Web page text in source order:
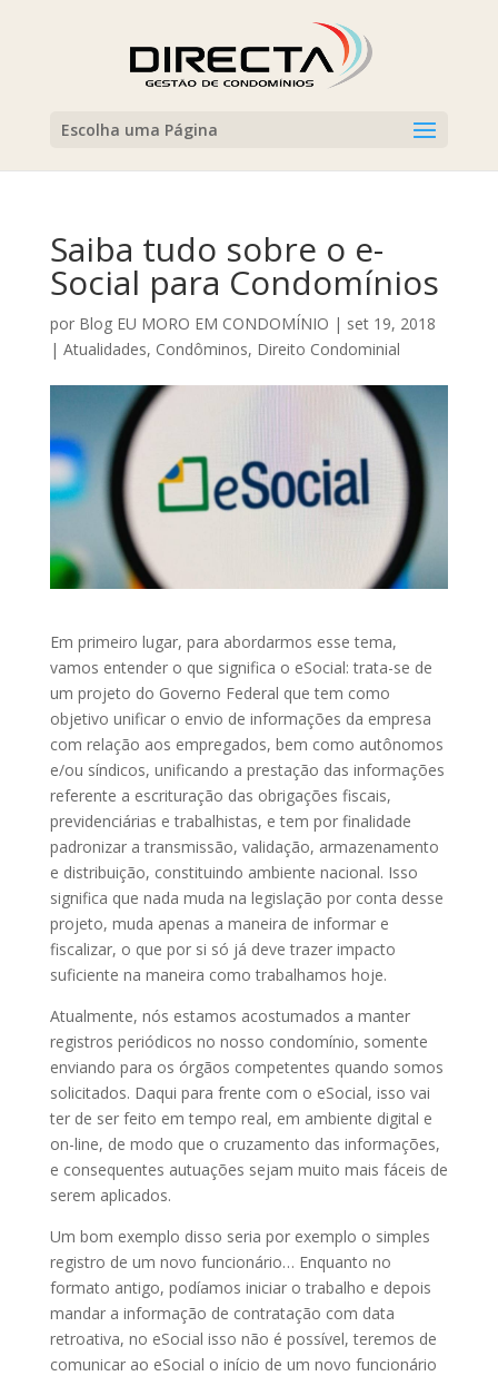
Escolha uma Página
Saiba tudo sobre o e-
Social para Condomínios
por Blog EU MORO EM CONDOMÍNIO | set 19, 2018
| Atualidades, Condôminos, Direito Condominial
Em primeiro lugar, para abordarmos esse tema,
vamos entender o que significa o eSocial: trata-se de
um projeto do Governo Federal que tem como
objetivo unificar o envio de informações da empresa
com relação aos empregados, bem como autônomos
e/ou síndicos, unificando a prestação das informações
referente a escrituração das obrigações fiscais,
previdenciárias e trabalhistas, e tem por finalidade
padronizar a transmissão, validação, armazenamento
e distribuição, constituindo ambiente nacional. Isso
significa que nada muda na legislação por conta desse
projeto, muda apenas a maneira de informar e
fiscalizar, o que por si só já deve trazer impacto
suficiente na maneira como trabalhamos hoje.
Atualmente, nós estamos acostumados a manter
registros periódicos no nosso condomínio, somente
enviando para os órgãos competentes quando somos
solicitados. Daqui para frente com o eSocial, isso vai
ter de ser feito em tempo real, em ambiente digital e
on-line, de modo que o cruzamento das informações,
e consequentes autuações sejam muito mais fáceis de
serem aplicados.
Um bom exemplo disso seria por exemplo o simples
registro de um novo funcionário… Enquanto no
formato antigo, podíamos iniciar o trabalho e depois
mandar a informação de contratação com data
retroativa, no eSocial isso não é possível, teremos de
comunicar ao eSocial o início de um novo funcionário